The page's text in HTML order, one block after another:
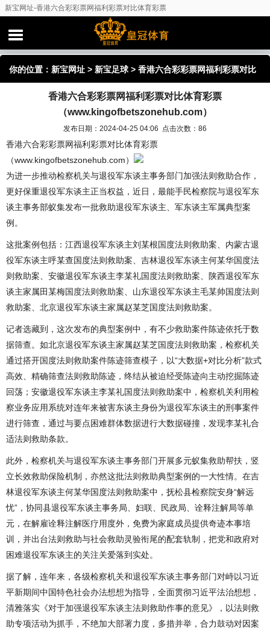
新宝网址-香港六合彩彩票网福利彩票对比体育彩票
（www.kingofbetszonehub.com）
你的位置： 新宝网址 > 新宝足球 > 香港六合彩彩票网福利彩票对比
体育彩票（www.kingofbetszonehub.com）
香港六合彩彩票网福利彩票对比体育彩票
（www.kingofbetszonehub.com）
发布日期：2024-04-25 04:06 点击次数：86
香港六合彩彩票网福利彩票对比体育彩票
（www.kingofbetszonehub.com）
为进一步推动检察机关与退役军东谈主事务部门加强法则救助合作，
更好保重退役军东谈主正当权益，近日，最能手民检察院与退役军东
谈主事务部蚁集发布一批救助退役军东谈主、军东谈主军属典型案
例。
这批案例包括：江西退役军东谈主刘某根国度法则救助案、内蒙古退
役军东谈主呼某查国度法则救助案、吉林退役军东谈主何某华国度法
则救助案、安徽退役军东谈主李某礼国度法则救助案、陕西退役军东
谈主家属田某梅国度法则救助案、山东退役军东谈主毛某帅国度法则
救助案、北京退役军东谈主家属赵某芝国度法则救助案。
记者选藏到，这次发布的典型案例中，有不少救助案件陈迹依托于数
据筛查。如北京退役军东谈主家属赵某芝国度法则救助案，检察机关
通过搭开国度法则救助案件陈迹筛查模子，以“大数据+对比分析”款式
高效、精确筛查法则救助陈迹，终结从被迫经受陈迹向主动挖掘陈迹
回荡；安徽退役军东谈主李某礼国度法则救助案中，检察机关利用检
察业务应用系统对连年来被害东谈主身份为退役军东谈主的刑事案件
进行筛查，通过与要点困难群体数据进行大数据碰撞，发现李某礼合
适法则救助条款。
此外，检察机关与退役军东谈主事务部门开展多元蚁集救助帮扶，竖
立长效救助保险机制，亦然这批法则救助典型案例的一大性情。在吉
林退役军东谈主何某华国度法则救助案中，抚松县检察院安身“解远
忧”，协同县退役军东谈主事务局、妇联、民政局、诠释注解局等单
元，在解雇诠释注解医疗用度外，免费为家庭成员提供奇迹本事培
训，并出台法则救助与社会救助灵验衔尾的配套轨制，把党和政府对
困难退役军东谈主的关注关爱落到实处。
据了解，连年来，各级检察机关和退役军东谈主事务部门对峙以习近
平新期间中国特色社会办法想想为指导，全面贯彻习近平法治想想，
清雅落实《对于加强退役军东谈主法则救助作事的意见》，以法则救
助专项活动为抓手，不绝加大部署力度，多措并举，合力鼓动对因案